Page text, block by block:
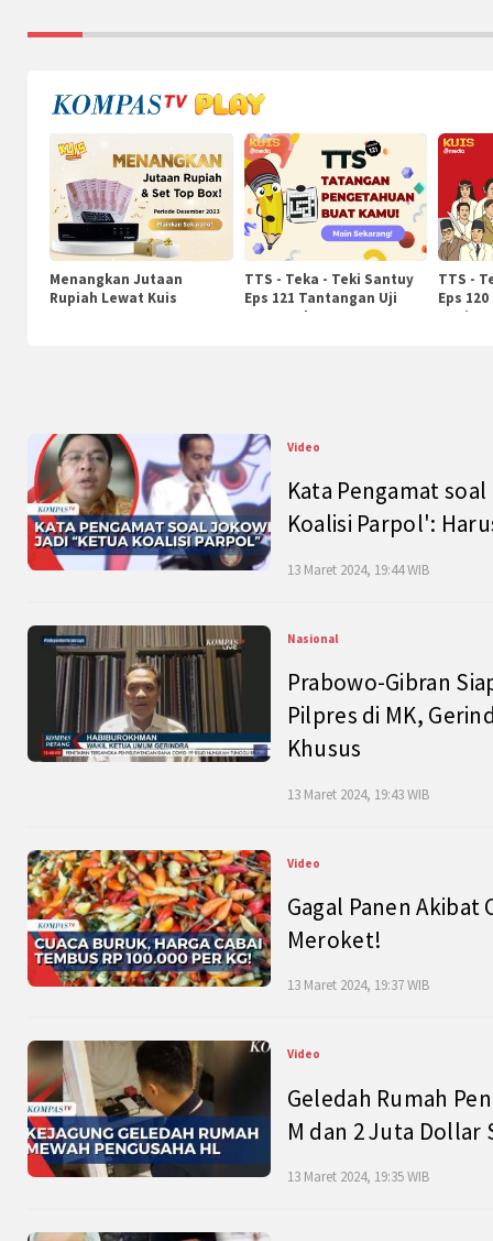
Menangkan Jutaan
Rupiah Lewat Kuis
TTS - Teka - Teki Santuy
Eps 121 Tantangan Uji
Pengetahuan
TTS -
Eps
Video
Kata Pengamat
Koalisi Parpol':
13 Maret 2024, 19:44 WIB
Nasional
Prabowo-Gibran
Pilpres di MK,
Khusus
13 Maret 2024, 19:43 WIB
Video
Gagal Panen Akibat
Meroket!
13 Maret 2024, 19:37 WIB
Video
Geledah Rumah
M dan 2 Juta Dollar
13 Maret 2024, 19:35 WIB